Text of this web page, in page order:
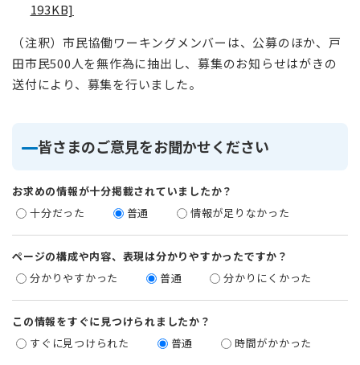
193KB]
（注釈）市民協働ワーキングメンバーは、公募のほか、戸
田市民500人を無作為に抽出し、募集のお知らせはがきの
送付により、募集を行いました。
皆さまのご意見をお聞かせください
お求めの情報が十分掲載されていましたか？
十分だった
普通 情報が足りなかった
ページの構成や内容、表現は分かりやすかったですか？
分かりやすかった
普通 分かりにくかった
この情報をすぐに見つけられましたか？
すぐに見つけられた
普通 時間がかかった